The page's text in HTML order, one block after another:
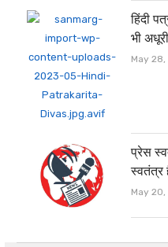
हिंदी
भी
May
प्रेस
स्वतंत्र
May